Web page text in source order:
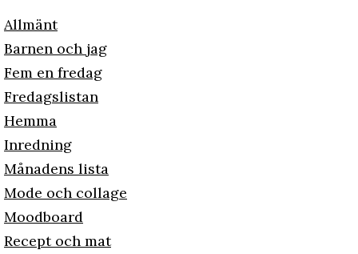
Allmänt
Barnen och jag
Fem en fredag
Fredagslistan
Hemma
Inredning
Månadens lista
Mode och collage
Moodboard
Recept och mat